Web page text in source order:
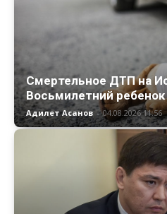
Смертельное ДТП на
Восьмилетний
Адилет Асанов - 04.08.2026 11:56